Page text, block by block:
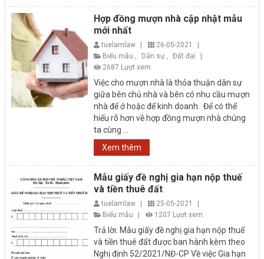
Hợp đồng mượn nhà cập nhật mẫu
mới nhất
tuelamlaw | 26-05-2021
|
Biểu mẫu
Dân sự Đất đai
|
2687 Lượt xem
Việc cho mượn nhà là thỏa thuận dân sự
giữa bên chủ nhà và bên có nhu cầu mượn
nhà để ở hoặc để kinh doanh. Để có thể
hiểu rõ hơn về hợp đồng mượn nhà chúng
ta cùng ...
Xem thêm
Mẫu giấy đề nghị gia hạn nộp thuế
và tiền thuê đất
tuelamlaw | 25-05-2021
|
Biểu mẫu
| 1207 Lượt xem
Trả lời: Mẫu giấy đề nghị gia hạn nộp thuế
và tiền thuê đất được ban hành kèm theo
Nghị định 52/2021/NĐ-CP Về việc Gia hạn